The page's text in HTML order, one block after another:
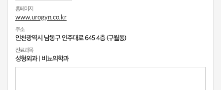
홈페이지
www.urogyn.co.kr
주소
인천광역시 남동구 인주대로 645 4층 (구월동)
진료과목
성형외과| 비뇨의학과